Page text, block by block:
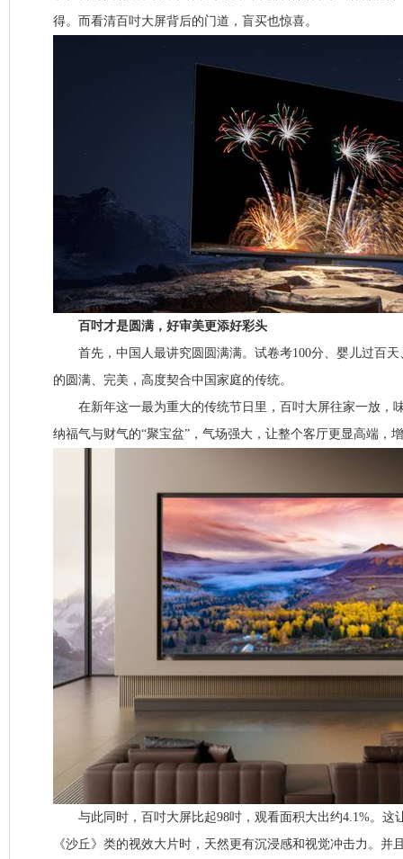
得。而看清百吋大屏背后的门道，盲买也惊喜。
百吋才是圆满，好审美更添好彩头
首先，中国人最讲究圆圆满满。试卷考100分、婴儿过百天
的圆满、完美，高度契合中国家庭的传统。
在新年这一最为重大的传统节日里，百吋大屏往家一放，
纳福气与财气的“聚宝盆”，气场强大，让整个客厅更显高端，
与此同时，百吋大屏比起98吋，观看面积大出约4.1%。这
《沙丘》类的视效大片时，天然更有沉浸感和视觉冲击力。并